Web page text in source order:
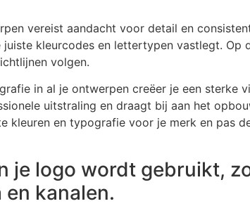
vereist aandacht voor detail en
kleurcodes en lettertypen vastlegt. Op
volgen.
in al je ontwerpen creëer je een sterke
uitstraling en draagt bij aan het
kleuren en typografie voor je merk en pas
je logo wordt gebruikt,
kanalen.